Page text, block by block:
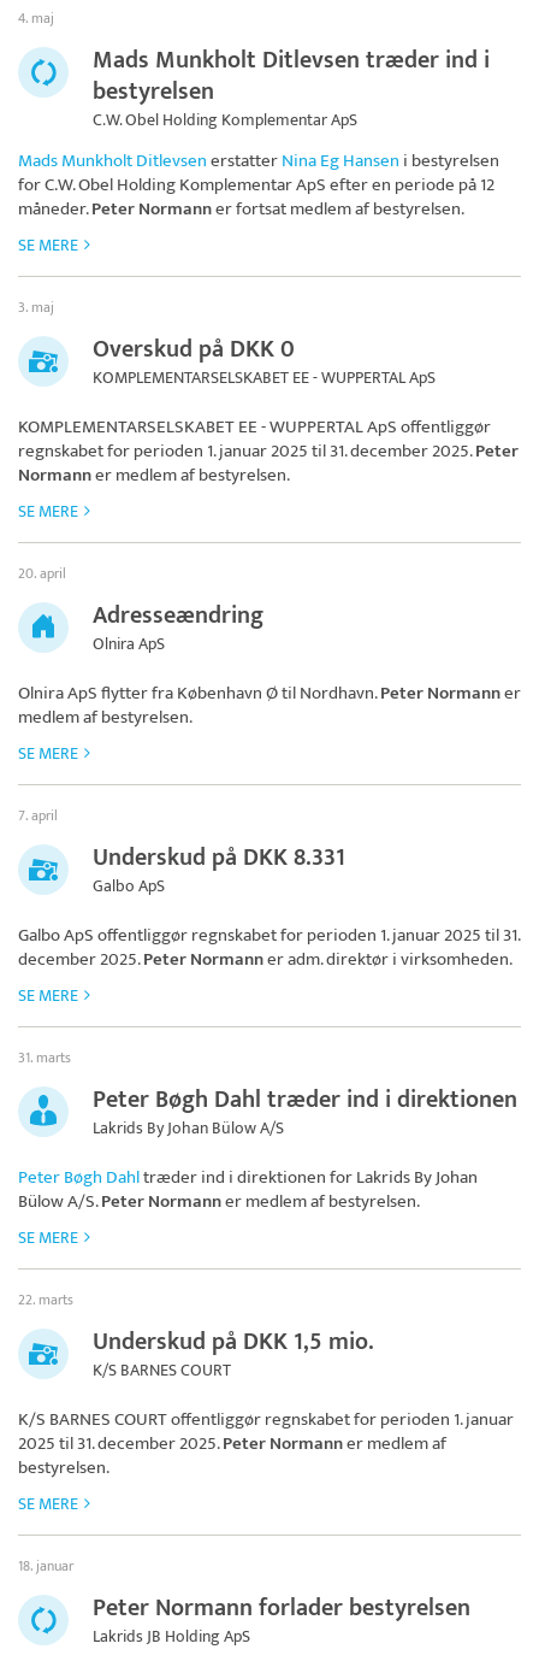
4. maj
Mads Munkholt Ditlevsen træder ind i
bestyrelsen
C.W. Obel Holding Komplementar ApS
Mads Munkholt DitlevsenerstatterNina Eg Hansen i bestyrelsen
forC.W. Obel Holding Komplementar ApSefter en periode på 12
måneder.Peter Normanner fortsat medlem af bestyrelsen.
SE MERE
3. maj
Overskud på DKK 0
KOMPLEMENTARSELSKABET EE - WUPPERTAL ApS
KOMPLEMENTARSELSKABET EE - WUPPERTAL ApSoffentliggør
regnskabet for perioden 1. januar 2025 til 31. december 2025.Peter
Normanner medlem af bestyrelsen.
SE MERE
20. april
Adresseændring
Olnira ApS
Olnira ApSflytter fra København Ø til Nordhavn.Peter Normanner
medlem af bestyrelsen.
SE MERE
7. april
Underskud på DKK 8.331
Galbo ApS
Galbo ApSoffentliggør regnskabet for perioden 1. januar 2025 til 31.
december 2025.Peter Normanner adm. direktør i virksomheden.
SE MERE
31. marts
Peter Bøgh Dahl træder ind i direktionen
Lakrids By Johan Bülow A/S
Peter Bøgh Dahltræder ind i direktionen forLakrids By Johan
Bülow A/S.Peter Normanner medlem af bestyrelsen.
SE MERE
22. marts
Underskud på DKK 1,5 mio.
K/S BARNES COURT
K/S BARNES COURToffentliggør regnskabet for perioden 1. januar
2025 til 31. december 2025.Peter Normanner medlem af
bestyrelsen.
SE MERE
18. januar
Peter Normann forlader bestyrelsen
Lakrids JB Holding ApS